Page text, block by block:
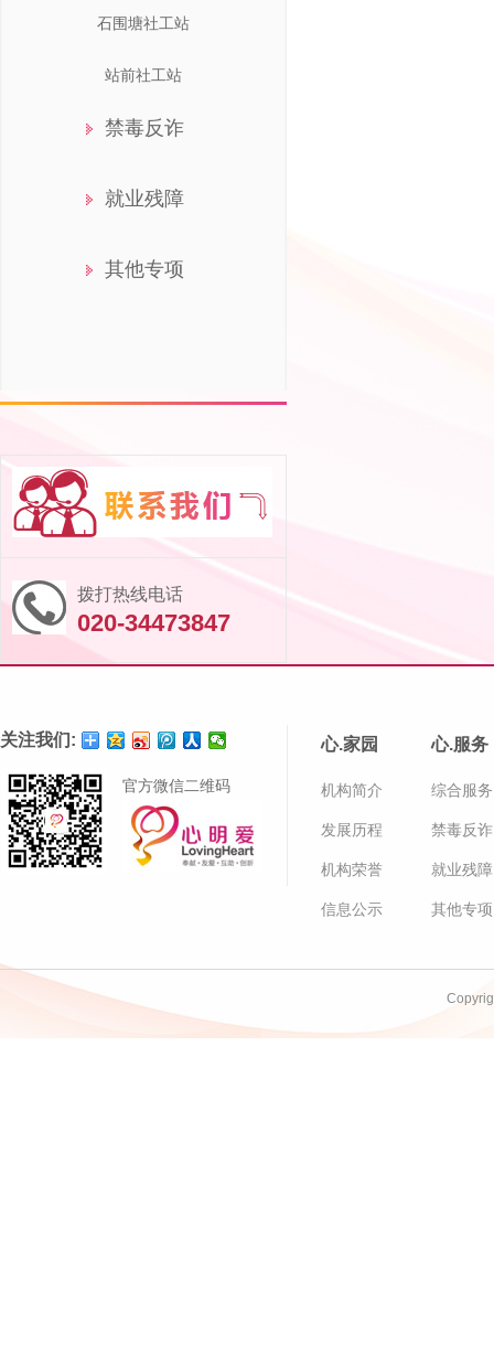
石围塘社工站
站前社工站
禁毒反诈
就业残障
其他专项
拨打热线电话
020-34473847
关注我们:
官方微信二维码
心.家园
机构简介
发展历程
机构荣誉
信息公示
心.服务
综合服务
禁毒反诈
就业残障
其他专项